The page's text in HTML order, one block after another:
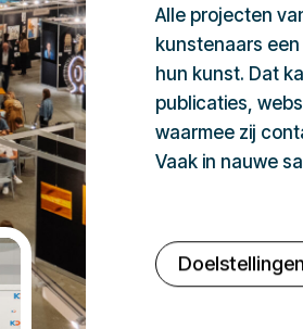
Alle projecten
kunstenaars
hun kunst. Dat
publicaties,
waarmee zij
Vaak in nauwe
Doelstellingen